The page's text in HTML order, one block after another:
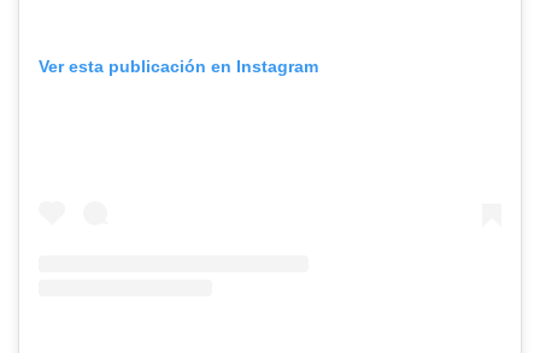
Ver esta publicación en Instagram